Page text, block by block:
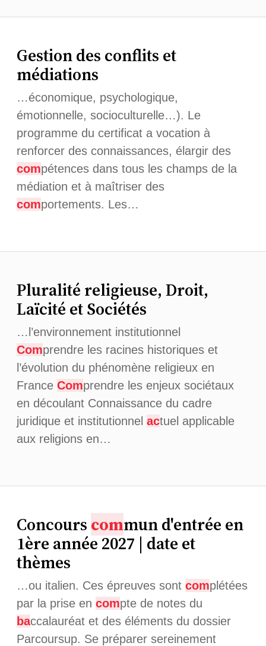
Gestion des conflits et
médiations
…économique, psychologique,
émotionnelle, socioculturelle…). Le
programme du certificat a vocation à
renforcer des connaissances, élargir des
compétences dans tous les champs de la
médiation et à maîtriser des
comportements. Les…
Pluralité religieuse, Droit,
Laïcité et Sociétés
…l’environnement institutionnel
Comprendre les racines historiques et
l’évolution du phénomène religieux en
France Comprendre les enjeux sociétaux
en découlant Connaissance du cadre
juridique et institutionnel actuel applicable
aux religions en…
Concours commun d'entrée en
1ère année 2027 | date et
thèmes
…ou italien. Ces épreuves sont complétées
par la prise en compte de notes du
baccalauréat et des éléments du dossier
Parcoursup. Se préparer sereinement